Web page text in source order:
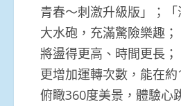
青春～刺激升級版」；
大水砲，充滿驚險樂趣；
將盪得更高、時間更長；
更增加運轉次數，能在
俯瞰360度美景，體驗心